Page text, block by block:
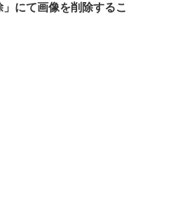
にて画像を削除するこ